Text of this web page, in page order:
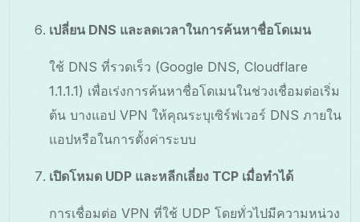
เปลี่ยน DNS และลดเวลาในการค้นหาชื่อโดเมน
ใช้ DNS ที่รวดเร็ว (Google DNS, Cloudflare
1.1.1.1) เพื่อเร่งการค้นหาชื่อโดเมนในช่วงเชื่อมต่อเริ่ม
ต้น บางแอป VPN ให้คุณระบุเซิร์ฟเวอร์ DNS ภายใน
แอปหรือในการตั้งค่าระบบ
เปิดโหมด UDP และหลีกเลี่ยง TCP เมื่อทำได้
การเชื่อมต่อ VPN ที่ใช้ UDP โดยทั่วไปมีความหน่วง